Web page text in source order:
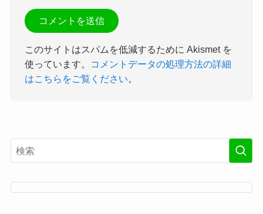
このサイトはスパムを低減するために Akismet を
使っています。
コメントデータの処理方法の詳細
はこちらをご覧ください。